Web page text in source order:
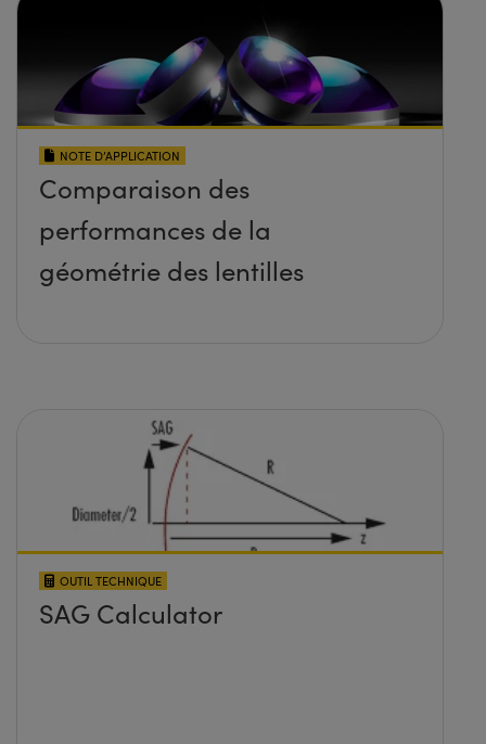
NOTE D’APPLICATION
Comparaison des
performances de la
géométrie des lentilles
OUTIL TECHNIQUE
SAG Calculator